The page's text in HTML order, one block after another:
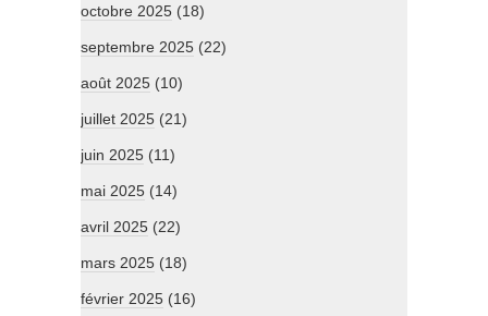
octobre 2025 (18)
septembre 2025 (22)
août 2025 (10)
juillet 2025 (21)
juin 2025 (11)
mai 2025 (14)
avril 2025 (22)
mars 2025 (18)
février 2025 (16)